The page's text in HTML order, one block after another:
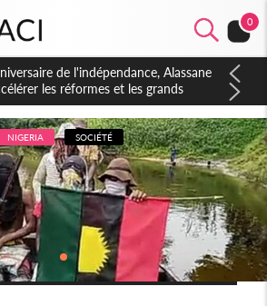
0
Amadou Oury Bah admire le modèle
pour accélérer le développement
NIGERIA SOCIÉTÉ